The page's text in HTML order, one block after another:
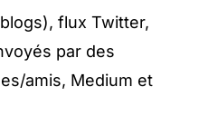
flux Twitter,
par des
amis, Medium et